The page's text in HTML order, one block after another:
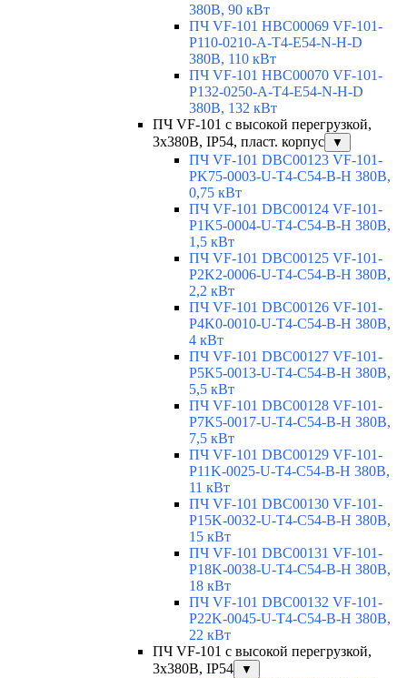
380В, 90 кВт
ПЧ VF-101 HBC00069 VF-101-
P110-0210-A-T4-E54-N-H-D
380В, 110 кВт
ПЧ VF-101 HBC00070 VF-101-
P132-0250-A-T4-E54-N-H-D
380В, 132 кВт
ПЧ VF-101 с высокой перегрузкой,
3х380В, IP54, пласт. корпус
▼
ПЧ VF-101 DBC00123 VF-101-
PK75-0003-U-T4-C54-B-H 380В,
0,75 кВт
ПЧ VF-101 DBC00124 VF-101-
P1K5-0004-U-T4-C54-B-H 380В,
1,5 кВт
ПЧ VF-101 DBC00125 VF-101-
P2K2-0006-U-T4-C54-B-H 380В,
2,2 кВт
ПЧ VF-101 DBC00126 VF-101-
P4K0-0010-U-T4-C54-B-H 380В,
4 кВт
ПЧ VF-101 DBC00127 VF-101-
P5K5-0013-U-T4-C54-B-H 380В,
5,5 кВт
ПЧ VF-101 DBC00128 VF-101-
P7K5-0017-U-T4-C54-B-H 380В,
7,5 кВт
ПЧ VF-101 DBC00129 VF-101-
P11K-0025-U-T4-C54-B-H 380В,
11 кВт
ПЧ VF-101 DBC00130 VF-101-
P15K-0032-U-T4-C54-B-H 380В,
15 кВт
ПЧ VF-101 DBC00131 VF-101-
P18K-0038-U-T4-C54-B-H 380В,
18 кВт
ПЧ VF-101 DBC00132 VF-101-
P22K-0045-U-T4-C54-B-H 380В,
22 кВт
ПЧ VF-101 с высокой перегрузкой,
3х380В, IP54
▼